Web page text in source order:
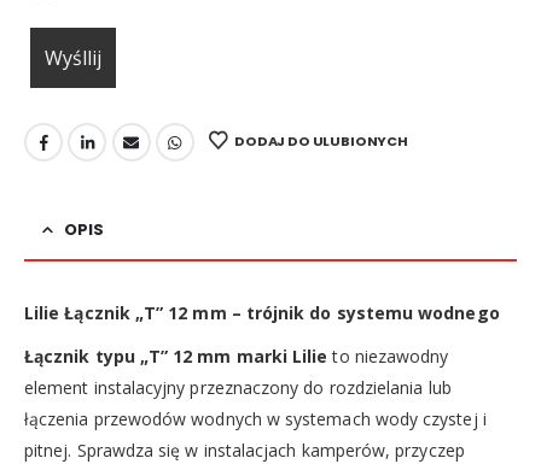
DODAJ DO ULUBIONYCH
OPIS
Lilie Łącznik „T” 12 mm – trójnik do systemu wodnego
Łącznik typu „T” 12 mm marki Lilie to niezawodny
element instalacyjny przeznaczony do rozdzielania lub
łączenia przewodów wodnych w systemach wody czystej i
pitnej. Sprawdza się w instalacjach kamperów, przyczep